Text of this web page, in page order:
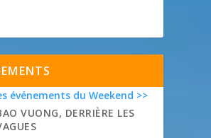
événements du Weekend >>
VUONG, DERRIÈRE LES